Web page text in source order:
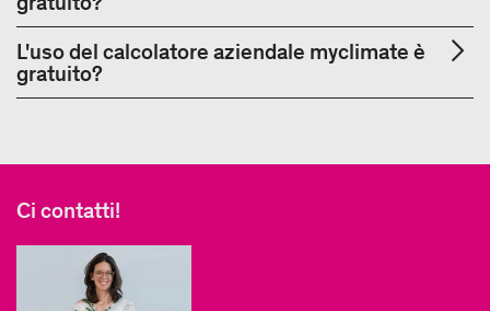
L'uso del calcolatore aziendale myclimate è
gratuito?
Ci contatti!